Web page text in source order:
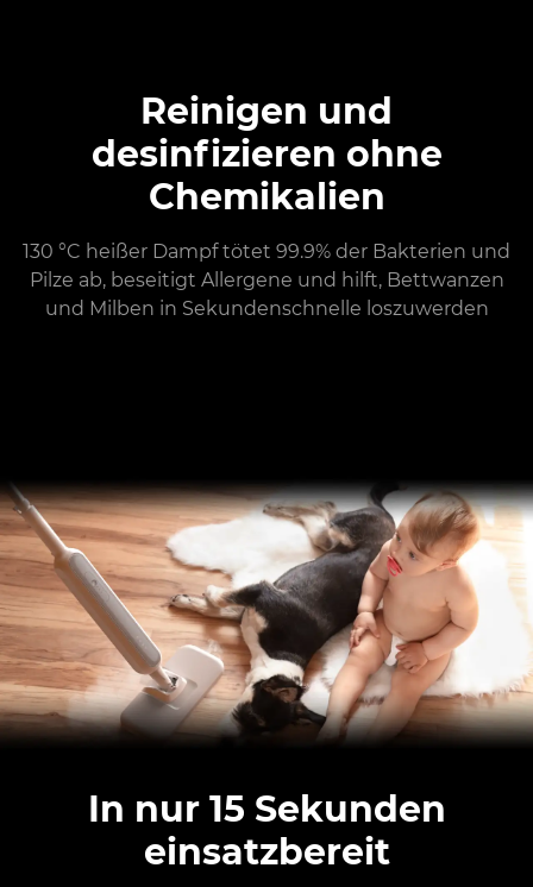
Reinigen und
desinfizieren ohne
Chemikalien
130 °C heißer Dampf tötet 99.9% der Bakterien und
Pilze ab, beseitigt Allergene und hilft, Bettwanzen
und Milben in Sekundenschnelle loszuwerden
In nur 15 Sekunden
einsatzbereit